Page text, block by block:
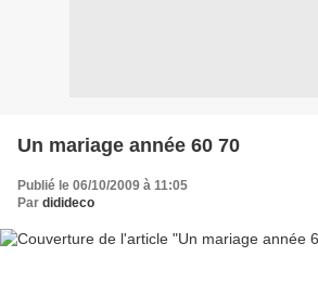
Un mariage année 60 70
Publié le 06/10/2009 à 11:05
Par didideco